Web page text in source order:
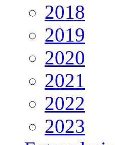
2018
2019
2020
2021
2022
2023